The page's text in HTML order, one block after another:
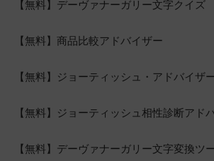
【無料】デーヴァナーガリー文字クイズ
【無料】商品比較アドバイザー
【無料】ジョーティッシュ・アドバイザ
【無料】ジョーティッシュ相性診断アド
【無料】デーヴァナーガリー文字変換ツ